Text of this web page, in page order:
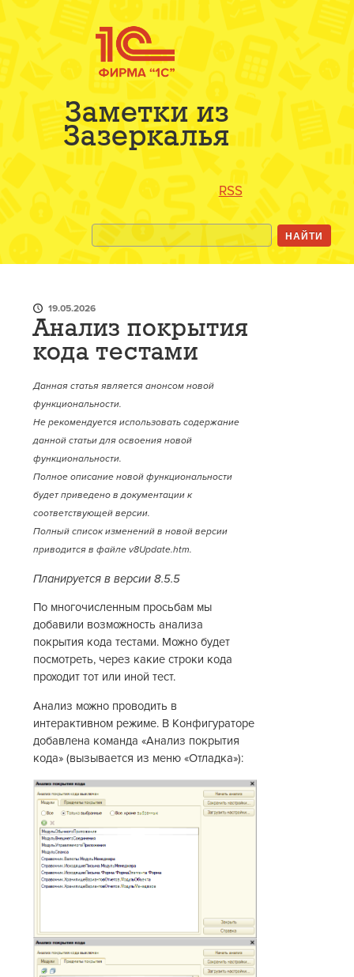
Заметки из
Зазеркалья
RSS
19.05.2026
Анализ покрытия
кода тестами
Данная статья является анонсом новой
функциональности.
Не рекомендуется использовать содержание
данной статьи для освоения новой
функциональности.
Полное описание новой функциональности
будет приведено в документации к
соответствующей версии.
Полный список изменений в новой версии
приводится в файле v8Update.htm.
Планируется в версии 8.5.5
По многочисленным просьбам мы
добавили возможность анализа
покрытия кода тестами. Можно будет
посмотреть, через какие строки кода
проходит тот или иной тест.
Анализ можно проводить в
интерактивном режиме. В Конфигураторе
добавлена команда «Анализ покрытия
кода» (вызывается из меню «Отладка»):